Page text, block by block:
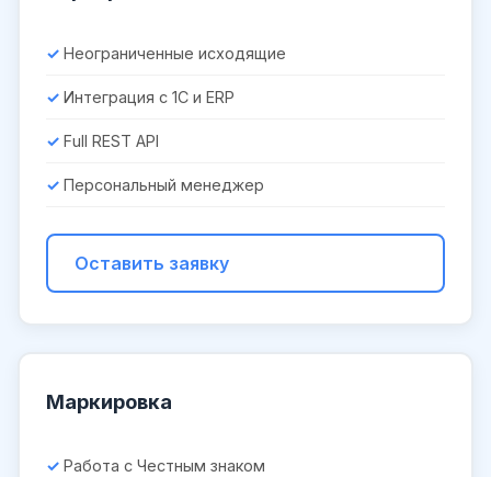
Неограниченные исходящие
Интеграция с 1С и ERP
Full REST API
Персональный менеджер
Оставить заявку
Маркировка
Работа с Честным знаком